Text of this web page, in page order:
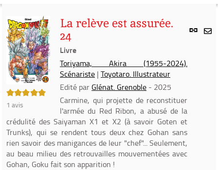
Lien
5/5
1 avis
La relève est assurée.
24
Livre
Toriyama, Akira (1955-2024).
Scénariste | Toyotaro. Illustrateur
Edité par Glénat. Grenoble - 2025
Carmine, qui projette de reconstituer
l'armée du Red Ribon, a abusé de la
crédulité des Saiyaman X1 et X2 (à savoir Goten et
Trunks), qui se rendent tous deux chez Gohan sans
rien savoir des manigances de leur "chef"... Seulement,
au beau milieu des retrouvailles mouvementées avec
Gohan, Goku fait son apparition !